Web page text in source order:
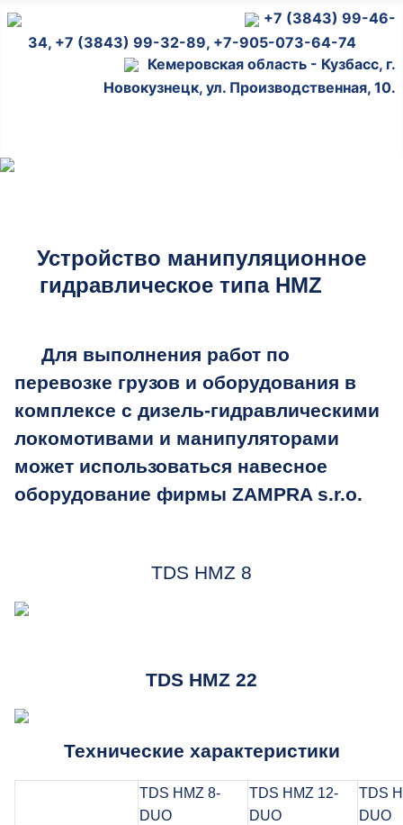
+7 (3843) 99-46-
34, +7 (3843) 99-32-89, +7-905-073-64-74
Кемеровская область - Кузбасс, г.
Новокузнецк, ул. Производственная, 10.
Устройство манипуляционное
гидравлическое типа HMZ
Для выполнения работ по
перевозке грузов и оборудования в
комплексе с дизель-гидравлическими
локомотивами и манипуляторами
может использоваться навесное
оборудование фирмы ZAMPRA s.r.o.
TDS HMZ 8
TDS HMZ 22
Технические характеристики
TDS HMZ 8-
DUO
TDS HMZ 12-
DUO
TDS
DUO